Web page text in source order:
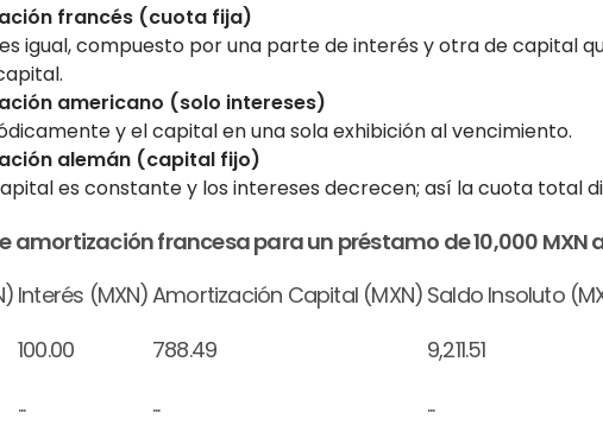
francés (cuota fija)
igual, compuesto por una parte de interés y otra de capital
americano (solo intereses)
y el capital en una sola exhibición al vencimiento.
alemán (capital fijo)
es constante y los intereses decrecen; así la cuota total
francesa para un préstamo de 10,000 MXN a
Interés (MXN)Amortización Capital (MXN) Saldo Insoluto
100.00 788.49
9,211.51
... ...
...